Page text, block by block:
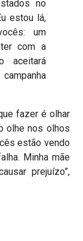
no
estou lá,
um
com a
aceitará
fazer é olhar
olhe nos olhos
estão vendo
Minha mãe
prejuízo”,